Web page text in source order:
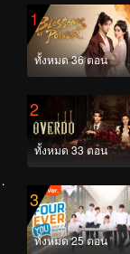
26 27
1
ทั้งหมด 36 ตอน
2
ทั้งหมด 33 ตอน
3
ทั้งหมด 25 ตอน